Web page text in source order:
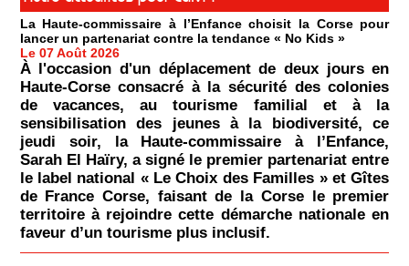
La Haute-commissaire à l’Enfance choisit la Corse pour
lancer un partenariat contre la tendance « No Kids »
Le 07 Août 2026
À l'occasion d'un déplacement de deux jours en
Haute-Corse consacré à la sécurité des colonies
de vacances, au tourisme familial et à la
sensibilisation des jeunes à la biodiversité, ce
jeudi soir, la Haute-commissaire à l’Enfance,
Sarah El Haïry, a signé le premier partenariat entre
le label national « Le Choix des Familles » et Gîtes
de France Corse, faisant de la Corse le premier
territoire à rejoindre cette démarche nationale en
faveur d’un tourisme plus inclusif.